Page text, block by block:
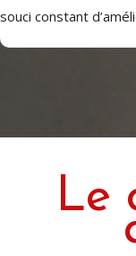
souci constant
Le